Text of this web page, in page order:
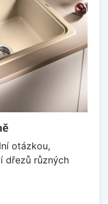
otázkou,
dřezů různých